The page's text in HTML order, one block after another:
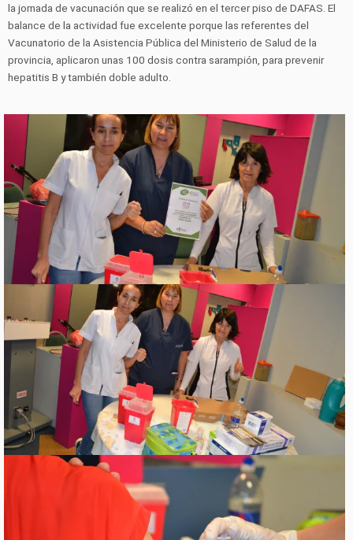
la jornada de vacunación que se realizó en el tercer piso de DAFAS. El
balance de la actividad fue excelente porque las referentes del
Vacunatorio de la Asistencia Pública del Ministerio de Salud de la
provincia, aplicaron unas 100 dosis contra sarampión, para prevenir
hepatitis B y también doble adulto.